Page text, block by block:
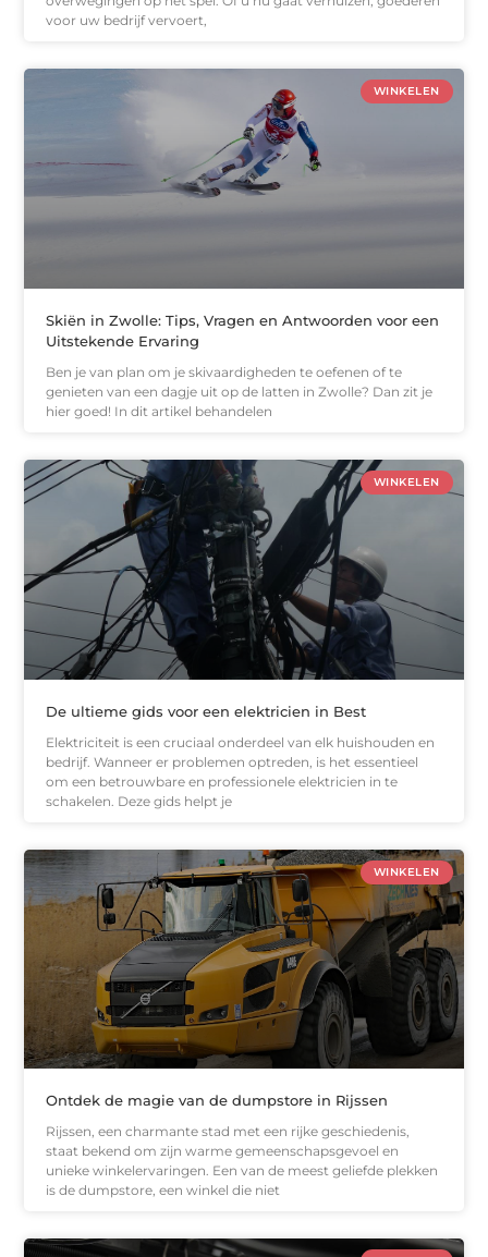
voor uw bedrijf vervoert,
WINKELEN
Skiën in Zwolle: Tips, Vragen en Antwoorden voor een
Uitstekende Ervaring
Ben je van plan om je skivaardigheden te oefenen of te
genieten van een dagje uit op de latten in Zwolle? Dan zit je
hier goed! In dit artikel behandelen
WINKELEN
De ultieme gids voor een elektricien in Best
Elektriciteit is een cruciaal onderdeel van elk huishouden en
bedrijf. Wanneer er problemen optreden, is het essentieel
om een betrouwbare en professionele elektricien in te
schakelen. Deze gids helpt je
WINKELEN
Ontdek de magie van de dumpstore in Rijssen
Rijssen, een charmante stad met een rijke geschiedenis,
staat bekend om zijn warme gemeenschapsgevoel en
unieke winkelervaringen. Een van de meest geliefde plekken
is de dumpstore, een winkel die niet